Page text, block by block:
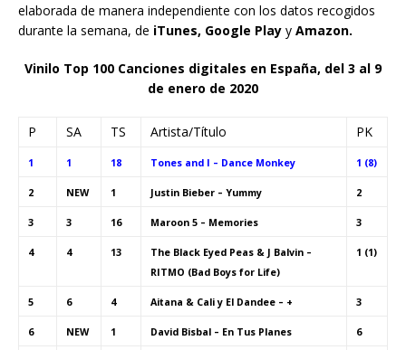
elaborada de manera independiente con los datos recogidos
durante la semana, de iTunes, Google Play y Amazon.
Vinilo Top 100 Canciones digitales en España, del 3 al 9
de enero de 2020
P SA TS Artista/Título PK
1 1 18 Tones and I – Dance Monkey 1 (8)
2 NEW 1 Justin Bieber – Yummy 2
3 3 16 Maroon 5 – Memories 3
4 4 13
The Black Eyed Peas & J Balvin –
RITMO (Bad Boys for Life)
1 (1)
5 6 4 Aitana & Cali y El Dandee – + 3
6 NEW 1 David Bisbal – En Tus Planes 6